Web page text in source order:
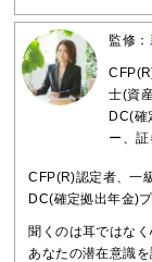
監修：
士(資
DC(確
ー、
CFP(R)認定者、一
DC(確定拠出年金)
聞くのは耳ではなく
あなたの潜在意識